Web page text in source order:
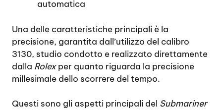
automatica
Una delle caratteristiche principali è la
precisione, garantita dall’utilizzo del calibro
3130, studio condotto e realizzato direttamente
dalla Rolexper quanto riguarda la precisione
millesimale dello scorrere del tempo.
Questi sono gli aspetti principali del Submariner